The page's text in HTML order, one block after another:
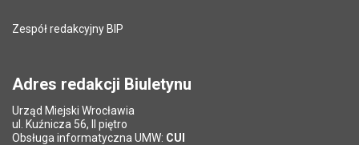
Pytanie antyspamowe
*
Pole wymagane
Zespół redakcyjny BIP
Adres redakcji Biuletynu
Urząd Miejski Wrocławia
ul. Kuźnicza 56, II piętro
Obsługa informatyczna UMW: CUI